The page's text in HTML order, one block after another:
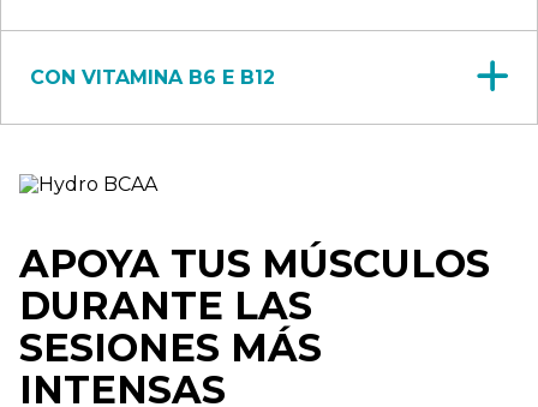
CON VITAMINA B6 E B12
APOYA TUS MÚSCULOS
DURANTE LAS
SESIONES MÁS
INTENSAS